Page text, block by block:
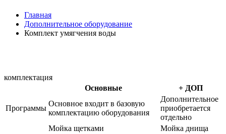
Главная
Дополнительное оборудование
Комплект умягчения воды
комплектация
Основные
+ ДОП
Программы
Основное входит в базовую
комплектацию оборудования
Дополнительное
приобретается
отдельно
Мойка щетками
Мойка днища